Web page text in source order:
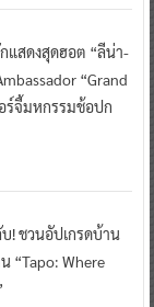
แสดงสุดฮอต “ลีน่า-
“Grand
ร์จี้มหกรรมช้อปก
! ชวนอัปเกรดบ้าน
“Tapo: Where